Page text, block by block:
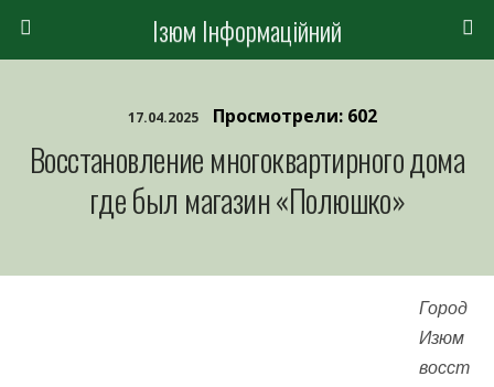
Ізюм Інформаційний
17.04.2025 Просмотрели: 602
Восстановление многоквартирного дома
где был магазин «Полюшко»
Город
Изюм
восст